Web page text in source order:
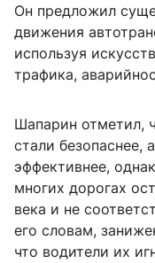
Он предложил
движения
используя
трафика,
Шапарин отметил,
стали
эффективнее,
многих дорогах
века и не
его словам,
что водители их